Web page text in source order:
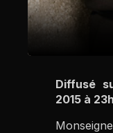
Diffusé
2015 à 23h